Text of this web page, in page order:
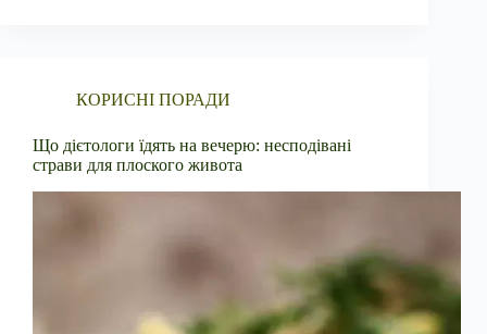
КОРИСНІ ПОРАДИ
Що дієтологи їдять на вечерю: несподівані
страви для плоского живота